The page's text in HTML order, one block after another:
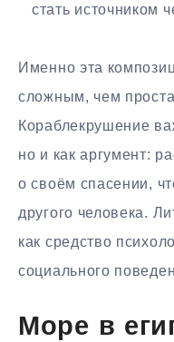
стать источником
Именно эта
сложным, чем
Кораблекрушение
но и как аргумент:
о своём спасении,
другого человека.
как средство
социального
Море в